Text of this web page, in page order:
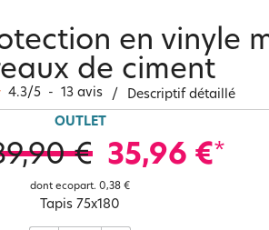
Carte cadeau
en vinyle
de ciment
4.3/5 - 13 avis / Descriptif détaillé
OUTLET
€ 35,96 €*
dont ecopart. 0,38 €
Tapis 75x180